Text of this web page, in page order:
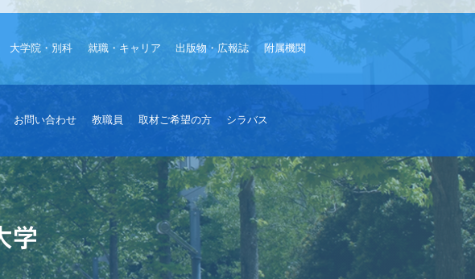
大学院・別科 就職・キャリア 出版物・広報誌 附属機関
お問い合わせ 教職員 取材ご希望の方 シラバス